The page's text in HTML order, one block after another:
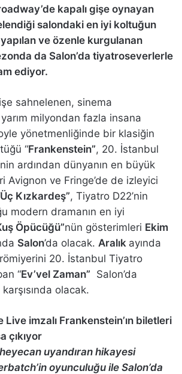
kapalı gişe oynayan
salondaki en iyi koltuğun
yapılan ve özenle kurgulanan
da Salon’da tiyatroseverlerle
ediyor.
sahnelenen, sinema
milyondan fazla insana
yönetmenliğinde bir klasiğin
“Frankenstein”, 20. İstanbul
ardından dünyanın en büyük
Avignon ve Fringe’de de izleyici
Üç Kızkardeş”, Tiyatro D22’nin
modern dramanın en iyi
Öpücüğü”nün gösterimleri Ekim
Salon’da olacak. Aralık ayında
20. İstanbul Tiyatro
“Ev’vel Zaman” Salon’da
olacak.
imzalı Frankenstein’ın biletleri
çıkıyor
uyandıran hikayesi
oyunculuğu ile Salon’da